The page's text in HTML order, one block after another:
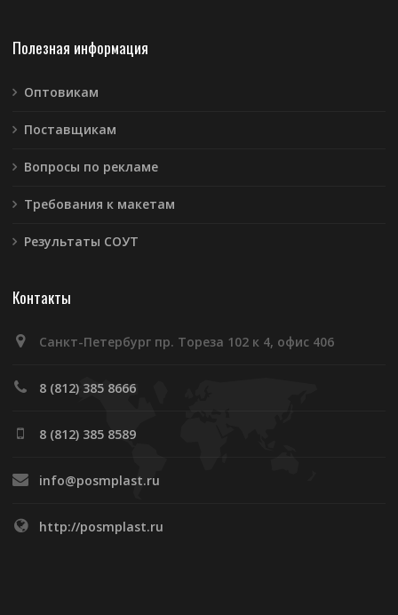
Полезная информация
Оптовикам
Поставщикам
Вопросы по рекламе
Требования к макетам
Результаты СОУТ
Контакты
Санкт-Петербург пр. Тореза 102 к 4, офис 406
8 (812) 385 8666
8 (812) 385 8589
info@posmplast.ru
http://posmplast.ru